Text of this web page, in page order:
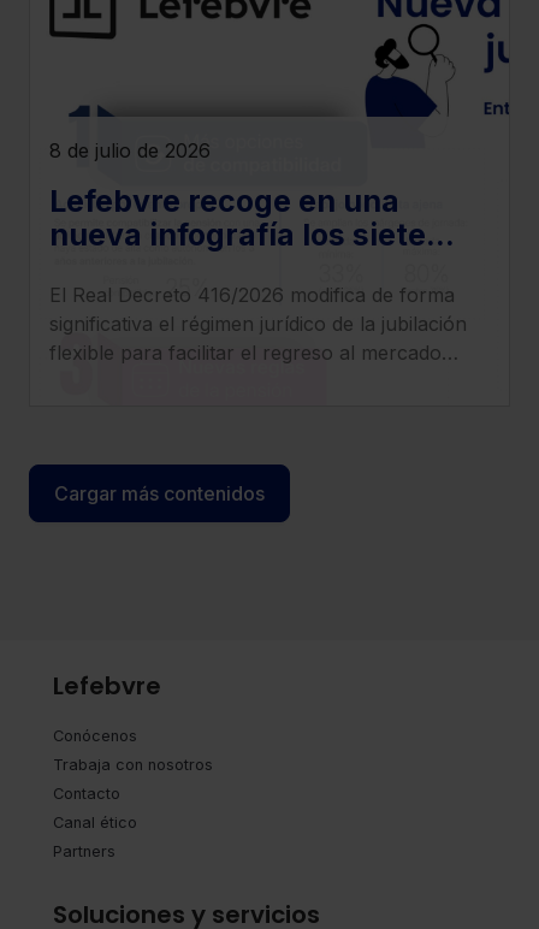
8 de julio de 2026
Lefebvre recoge en una
nueva infografía los siete
introduce el Real Decreto
416/2026
El Real Decreto 416/2026 modifica de forma
significativa el régimen jurídico de la jubilación
flexible para facilitar el regreso al mercado
determinados complementos.
Cargar más contenidos
Lefebvre
Conócenos
Trabaja con nosotros
Contacto
Canal ético
Partners
Soluciones y servicios